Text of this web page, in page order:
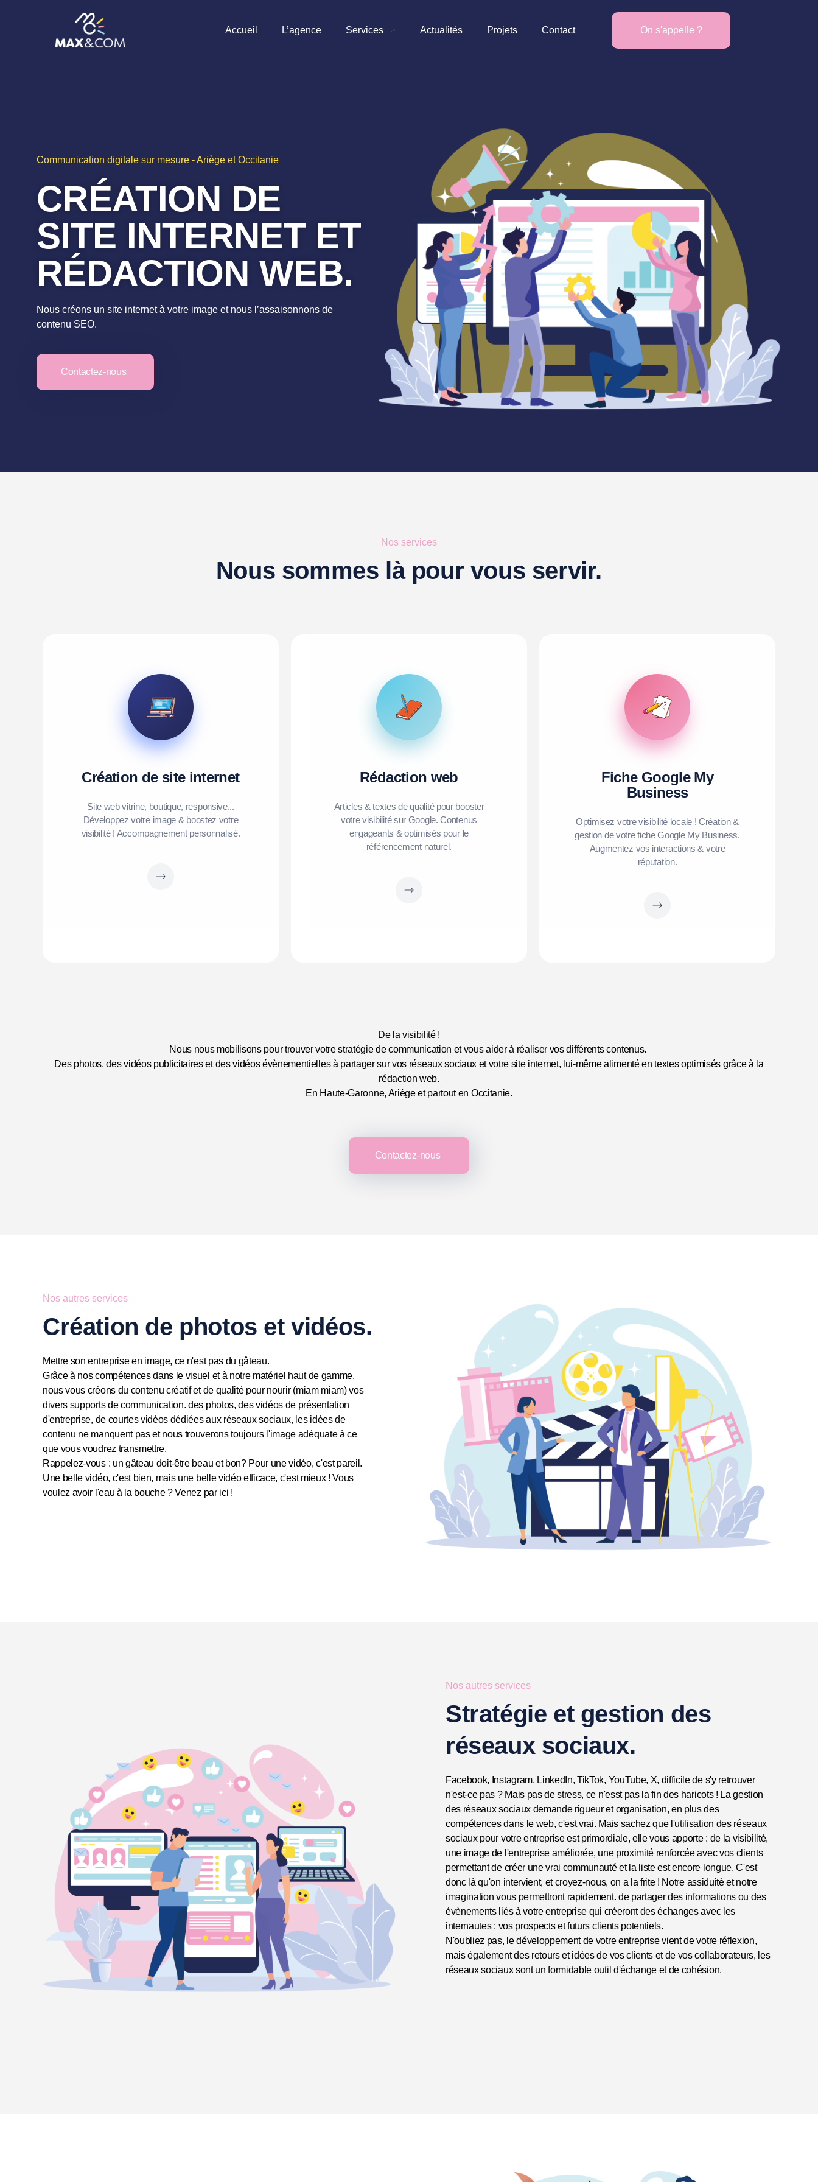
Accueil L’agence Services Actualités Projets Contact On s'appelle ?
Communication digitale sur mesure - Ariège et Occitanie
CRÉATION DE
SITE INTERNET ET
RÉDACTION WEB.
Nous créons un site internet à votre image et nous l’assaisonnons de
contenu SEO.
Contactez-nous
Nos services
Nous sommes là pour vous servir.
Création de site internet
Site web vitrine, boutique, responsive...
Développez votre image & boostez votre
visibilité ! Accompagnement personnalisé.
Rédaction web
Articles & textes de qualité pour booster
votre visibilité sur Google. Contenus
engageants & optimisés pour le
référencement naturel.
Fiche Google My
Business
Optimisez votre visibilité locale ! Création &
gestion de votre fiche Google My Business.
Augmentez vos interactions & votre
réputation.
De la visibilité !
Nous nous mobilisons pour trouver votre stratégie de communication et vous aider à réaliser vos différents contenus.
Des photos, des vidéos publicitaires et des vidéos évènementielles à partager sur vos réseaux sociaux et votre site internet, lui-même alimenté en textes optimisés grâce à la
rédaction web.
En Haute-Garonne, Ariège et partout en Occitanie.
Contactez-nous
Nos autres services
Création de photos et vidéos.
Mettre son entreprise en image, ce n'est pas du gâteau.
Grâce à nos compétences dans le visuel et à notre matériel haut de gamme,
nous vous créons du contenu créatif et de qualité pour nourir (miam miam) vos
divers supports de communication. des photos, des vidéos de présentation
d'entreprise, de courtes vidéos dédiées aux réseaux sociaux, les idées de
contenu ne manquent pas et nous trouverons toujours l'image adéquate à ce
que vous voudrez transmettre.
Rappelez-vous : un gâteau doit-être beau et bon? Pour une vidéo, c'est pareil.
Une belle vidéo, c'est bien, mais une belle vidéo efficace, c'est mieux ! Vous
voulez avoir l'eau à la bouche ? Venez par ici !
Nos autres services
Stratégie et gestion des
réseaux sociaux.
Facebook, Instagram, LinkedIn, TikTok, YouTube, X, difficile de s'y retrouver
n'est-ce pas ? Mais pas de stress, ce n'esst pas la fin des haricots ! La gestion
des réseaux sociaux demande rigueur et organisation, en plus des
compétences dans le web, c'est vrai. Mais sachez que l'utilisation des réseaux
sociaux pour votre entreprise est primordiale, elle vous apporte : de la visibilité,
une image de l'entreprise améliorée, une proximité renforcée avec vos clients
permettant de créer une vrai communauté et la liste est encore longue. C'est
donc là qu'on intervient, et croyez-nous, on a la frite ! Notre assiduité et notre
imagination vous permettront rapidement. de partager des informations ou des
évènements liés à votre entreprise qui créeront des échanges avec les
internautes : vos prospects et futurs clients potentiels.
N'oubliez pas, le développement de votre entreprise vient de votre réflexion,
mais également des retours et idées de vos clients et de vos collaborateurs, les
réseaux sociaux sont un formidable outil d'échange et de cohésion.